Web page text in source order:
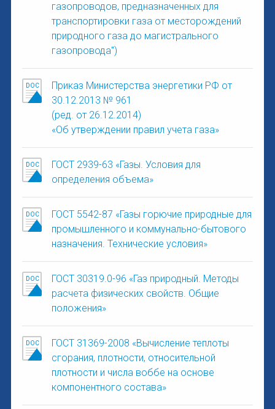
газопроводов, предназначенных для
транспортировки газа от месторождений
природного газа до магистрального
газопровода")
Приказ Министерства энергетики РФ от
30.12.2013 № 961
(ред. от 26.12.2014)
«Об утверждении правил учета газа»
ГОСТ 2939-63 «Газы. Условия для
определения объема»
ГОСТ 5542-87 «Газы горючие природные для
промышленного и коммунально-бытового
назначения. Технические условия»
ГОСТ 30319.0-96 «Газ природный. Методы
расчета физических свойств. Общие
положения»
ГОСТ 31369-2008 «Вычисление теплоты
сгорания, плотности, относительной
плотности и числа воббе на основе
компонентного состава»